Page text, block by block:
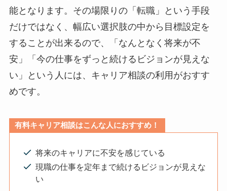
能となります。その場限りの「転職」という手段
だけではなく、幅広い選択肢の中から目標設定を
することが出来るので、「なんとなく将来が不
安」「今の仕事をずっと続けるビジョンが見えな
い」という人には、キャリア相談の利用がおすす
めです。
有料キャリア相談はこんな人におすすめ！
将来のキャリアに不安を感じている
現職の仕事を定年まで続けるビジョンが見えな
い